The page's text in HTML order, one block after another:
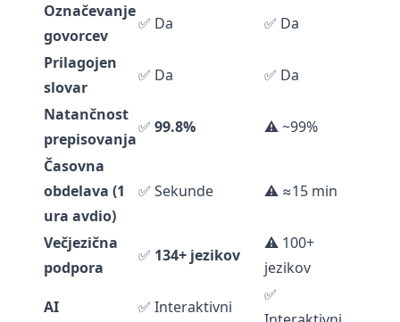
Označevanje
govorcev
✅ Da
✅ Da
Prilagojen
slovar
✅ Da
✅ Da
Natančnost
prepisovanja
✅ 99.8%
⚠️ ~99%
Časovna
obdelava (1
ura avdio)
✅ Sekunde ⚠️ ≈15 min
Večjezična
podpora
✅ 134+ jezikov
⚠️ 100+
jezikov
AI
✅ Interaktivni
✅